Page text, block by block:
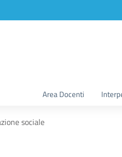
Area Docenti
sociale